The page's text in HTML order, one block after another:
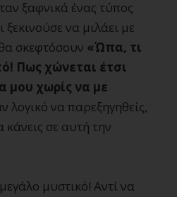
ξαφνικά ένας τύπος
να μιλάει με
σκεφτόσουν «Ώπα, τι
Πως χώνεται έτσι
μου χωρίς να με
λογικό να παρεξηγηθείς,
κάνεις σε αυτή την
μυστικό! Αντί να